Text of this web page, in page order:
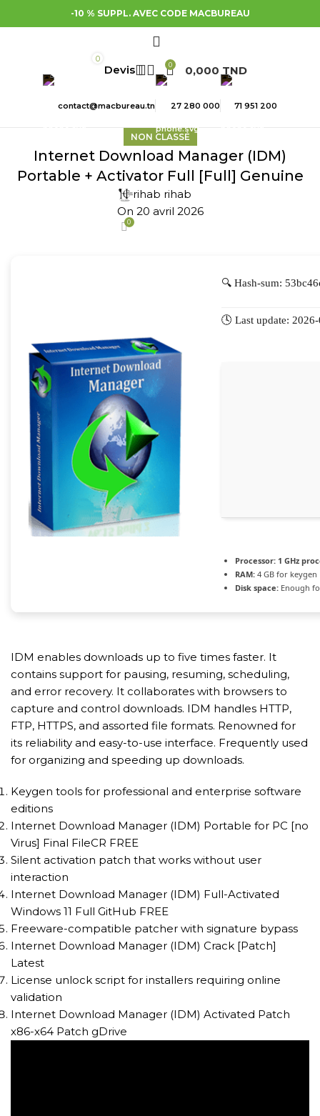
-10 % SUPPL. AVEC CODE MACBUREAU
0
0 0,000 TND
contact@macbureau.tn 27 280 000 71 951 200
NON CLASSÉ
Internet Download Manager (IDM)
Portable + Activator Full [Full] Genuine
rihab rihab
On 20 avril 2026
0
🔍 Hash-sum:
🕓 Last update:
Processor: 1 GHz
RAM: 4 GB for keygen
Disk space: Enough
IDM enables downloads up to five times faster. It
contains support for pausing, resuming, scheduling,
and error recovery. It collaborates with browsers to
capture and control downloads. IDM handles HTTP,
FTP, HTTPS, and assorted file formats. Renowned for
its reliability and easy-to-use interface. Frequently used
for organizing and speeding up downloads.
Keygen tools for professional and enterprise software
editions
Internet Download Manager (IDM) Portable for PC [no
Virus] Final FileCR FREE
Silent activation patch that works without user
interaction
Internet Download Manager (IDM) Full-Activated
Windows 11 Full GitHub FREE
Freeware-compatible patcher with signature bypass
Internet Download Manager (IDM) Crack [Patch]
Latest
License unlock script for installers requiring online
validation
Internet Download Manager (IDM) Activated Patch
x86-x64 Patch gDrive